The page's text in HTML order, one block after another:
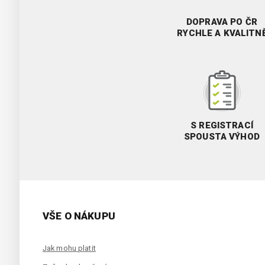
DOPRAVA PO ČR
RYCHLE A
S REGISTRACÍ
SPOUSTA VÝHOD
VŠE O NÁKUPU
Jak mohu platit